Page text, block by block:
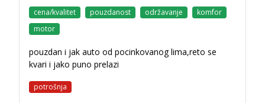
cena/kvalitet pouzdanost održavanje
komfor
motor
pouzdan i jak auto od pocinkovanog lima,reto se
kvari i jako puno prelazi
potrošnja